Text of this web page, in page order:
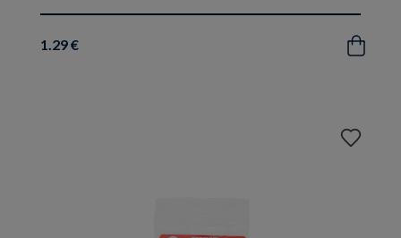
1.29 € Acquista
Aggiungi